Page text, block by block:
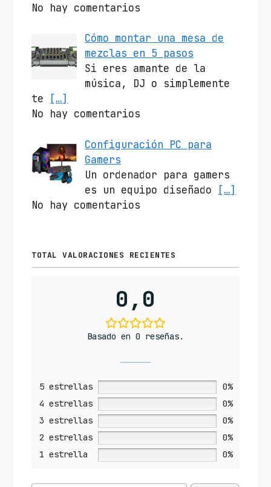
No hay comentarios
Cómo montar una mesa de
mezclas en 5 pasos
Si eres amante de la
música, DJ o simplemente
te
[…]
No hay comentarios
Configuración PC para
Gamers
Un ordenador para gamers
es un equipo diseñado
[…]
No hay comentarios
TOTAL VALORACIONES RECIENTES
0,0
Basado en 0 reseñas.
5 estrellas
0%
4 estrellas
0%
3 estrellas
0%
2 estrellas
0%
1 estrella
0%